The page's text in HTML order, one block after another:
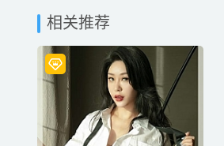
相关推荐